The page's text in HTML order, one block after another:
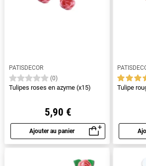
PATISDECOR
(0)
Tulipes roses en azyme (x15)
5,90 €
Ajouter au panier
Aperçu rapide
Tulipe